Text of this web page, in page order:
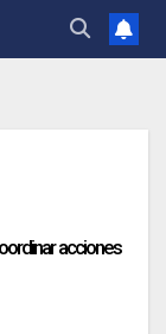
acciones